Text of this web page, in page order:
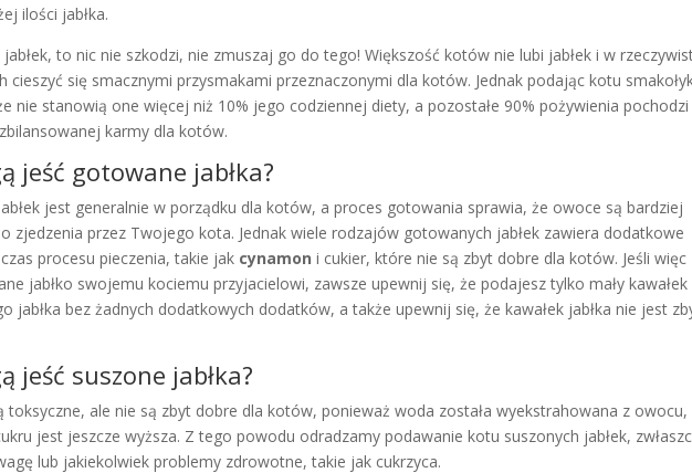
ilości jabłka.
to nic nie szkodzi, nie zmuszaj go do tego! Większość kotów nie lubi jabłek i w
cieszyć się smacznymi przysmakami przeznaczonymi dla kotów. Jednak podając kotu
nie stanowią one więcej niż 10% jego codziennej diety, a pozostałe 90% pożywienia pochodzi
karmy dla kotów.
jeść gotowane jabłka?
jest generalnie w porządku dla kotów, a proces gotowania sprawia, że owoce są bardziej
zjedzenia przez Twojego kota. Jednak wiele rodzajów gotowanych jabłek zawiera dodatkowe
procesu pieczenia, takie jak cynamon i cukier, które nie są zbyt dobre dla kotów. Jeśli więc
jabłko swojemu kociemu przyjacielowi, zawsze upewnij się, że podajesz tylko mały kawałek
jabłka bez żadnych dodatkowych dodatków, a także upewnij się, że kawałek jabłka nie jest
jeść suszone jabłka?
toksyczne, ale nie są zbyt dobre dla kotów, ponieważ woda została wyekstrahowana z owocu,
jest jeszcze wyższa. Z tego powodu odradzamy podawanie kotu suszonych jabłek,
lub jakiekolwiek problemy zdrowotne, takie jak cukrzyca.